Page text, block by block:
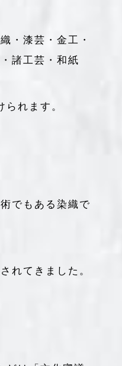
・漆芸・金工・
諸工芸・和紙
られます。
でもある染織で
れてきました。